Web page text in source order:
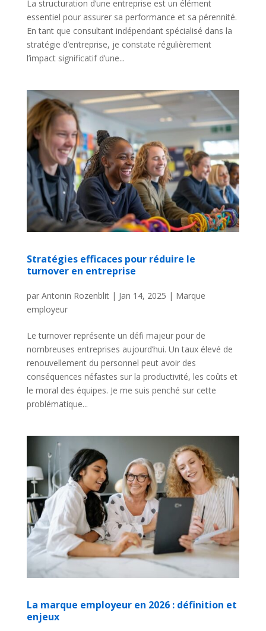
La structuration d’une entreprise est un élément
essentiel pour assurer sa performance et sa pérennité.
En tant que consultant indépendant spécialisé dans la
stratégie d’entreprise, je constate régulièrement
l’impact significatif d’une...
Stratégies efficaces pour réduire le
turnover en entreprise
par Antonin Rozenblit| Jan 14, 2025 | Marque
employeur
Le turnover représente un défi majeur pour de
nombreuses entreprises aujourd’hui. Un taux élevé de
renouvellement du personnel peut avoir des
conséquences néfastes sur la productivité, les coûts et
le moral des équipes. Je me suis penché sur cette
problématique...
La marque employeur en 2026 : définition et
enjeux